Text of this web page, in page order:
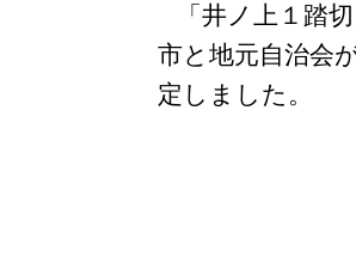
「井ノ上１踏
市と地元自治会
定しました。